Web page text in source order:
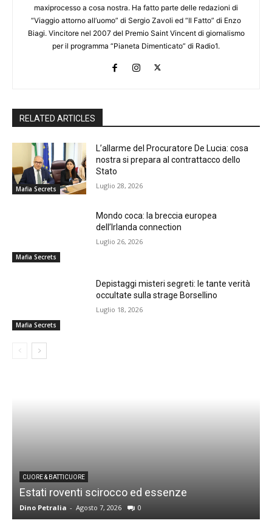
maxiprocesso a cosa nostra. Ha fatto parte delle redazioni di
“Viaggio attorno all’uomo” di Sergio Zavoli ed “Il Fatto” di Enzo
Biagi. Vincitore nel 2007 del Premio Saint Vincent di giornalismo
per il programma “Pianeta Dimenticato” di Radio1.
RELATED ARTICLES
Mafia Secrets
L’allarme del Procuratore De Lucia: cosa
nostra si prepara al contrattacco dello
Stato
Luglio 28, 2026
Mafia Secrets
Mondo coca: la breccia europea
dell’Irlanda connection
Luglio 26, 2026
Mafia Secrets
Depistaggi misteri segreti: le tante verità
occultate sulla strage Borsellino
Luglio 18, 2026
CUORE & BATTICUORE
Estati roventi scirocco ed essenze
Dino Petralia - Agosto 7, 2026 0